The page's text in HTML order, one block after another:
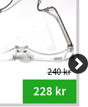
240 kr
228 kr